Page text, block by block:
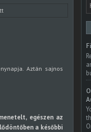
Aztán sajnos
egészen az
a későbbi